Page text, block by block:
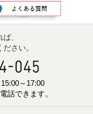
、
さい。
～17:00
話できます。